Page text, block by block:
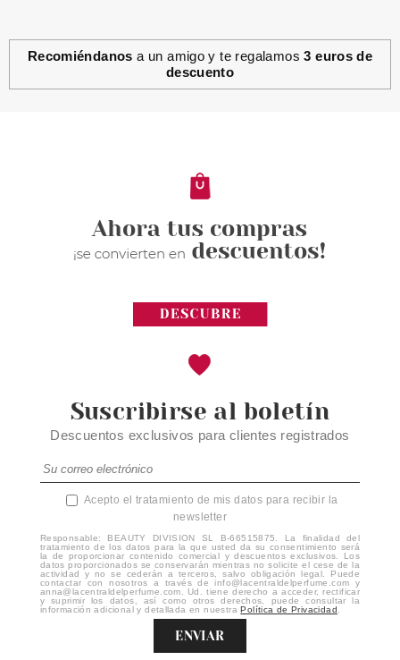
CHRISTIAN DIOR
64.99€
Recomiéndanos a un amigo y te regalamos3 euros de
descuento
Suscribirse al boletín
Descuentos exclusivos para clientes registrados
Acepto el tratamiento de mis datos para recibir la
newsletter
Responsable: BEAUTY DIVISION SL B-66515875. La finalidad del
tratamiento de los datos para la que usted da su consentimiento será
la de proporcionar contenido comercial y descuentos exclusivos. Los
datos proporcionados se conservarán mientras no solicite el cese de la
actividad y no se cederán a terceros, salvo obligación legal. Puede
contactar con nosotros a través de info@lacentraldelperfume.com y
anna@lacentraldelperfume.com. Ud. tiene derecho a acceder, rectificar
y suprimir los datos, así como otros derechos, puede consultar la
información adicional y detallada en nuestraPolítica de Privacidad
ENVIAR